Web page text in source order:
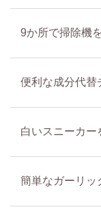
9か所で掃除機
便利な成分代替
白いスニーカー
簡単なガーリッ